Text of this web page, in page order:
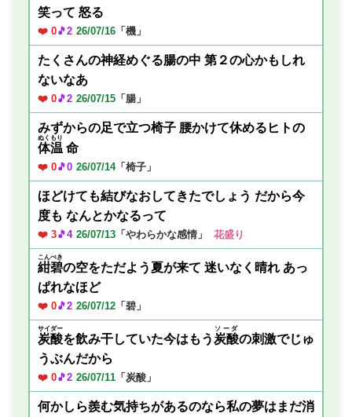
笑って 怒る
❤️ 0🎵2 26/07/16 「機」
たくさんの神経めぐる腸の中 第２の心かもしれ
ないなあ
❤️ 0🎵2 26/07/15 「腸」
みずからの足で立つ椅子 腰かけて休めるヒトの
体温
ぬくもり
命
❤️ 0🎵0 26/07/14「椅子」
ほどけても結びなおしてきたでしょう だから今
度も なんとかなるって
❤️ 3🎵4 26/07/13 「やわらかな感情」 花盛り
紺碧
こんぺき
の空をただよう夏が来て 迷いなく晴れ あっ
ぱれなほど
❤️ 0🎵2 26/07/12 「碧」
炭酸
サイダー
を飲み干していた今はもう炭酸
ソーダ
の刺激でじゅ
うぶんだから
❤️ 0🎵2 26/07/11 「炭酸」
何かしら羨む気持ちがあるのなら私の夢はまだ消